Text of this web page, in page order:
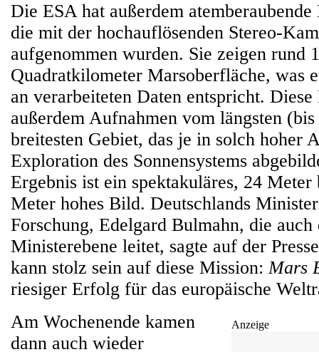
Die ESA hat außerdem
die mit der hochauflösenden Stereo-
aufgenommen wurden. Sie zeigen rund
Quadratkilometer Marsoberfläche, was
an verarbeiteten Daten entspricht.
außerdem Aufnahmen vom längsten
breitesten Gebiet, das je in solch hoher
Exploration des Sonnensystems
Ergebnis ist ein spektakuläres, 24 Meter
Meter hohes Bild. Deutschlands
Forschung, Edelgard Bulmahn, die
Ministerebene leitet, sagte auf der
kann stolz sein auf diese Mission:Mars
riesiger Erfolg für das europäische
Anzeige
Am Wochenende kamen
dann auch wieder